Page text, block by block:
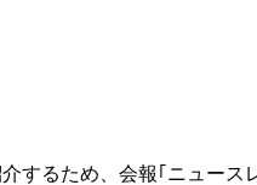
るため、会報｢ニュース